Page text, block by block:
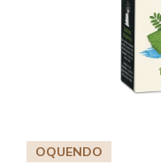
OQUENDO